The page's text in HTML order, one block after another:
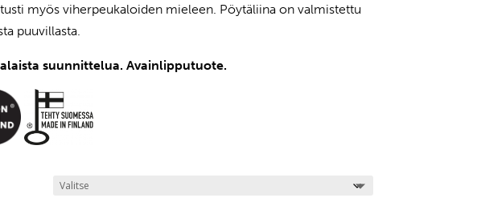
myös viherpeukaloiden mieleen. Pöytäliina on valmistettu
puuvillasta.
suunnittelua. Avainlipputuote.